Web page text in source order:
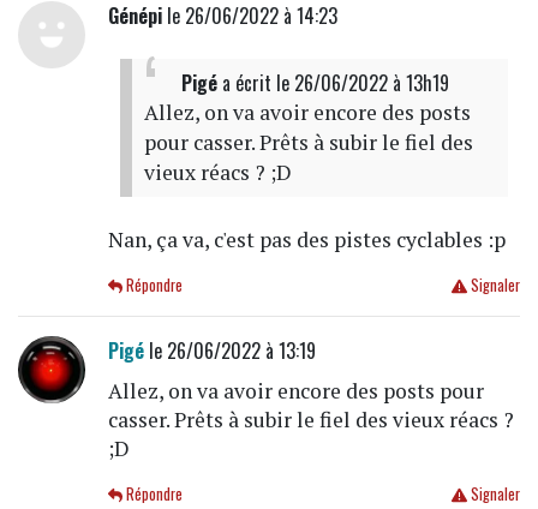
Génépile 26/06/2022 à 14:23
Pigéa écrit le 26/06/2022 à 13h19
Allez, on va avoir encore des posts
pour casser. Prêts à subir le fiel des
vieux réacs ? ;D
Nan, ça va, c'est pas des pistes cyclables :p
Signaler
Répondre
Pigéle 26/06/2022 à 13:19
Allez, on va avoir encore des posts pour
casser. Prêts à subir le fiel des vieux réacs ?
;D
Signaler
Répondre